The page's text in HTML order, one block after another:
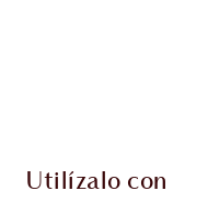
Utilízalo con